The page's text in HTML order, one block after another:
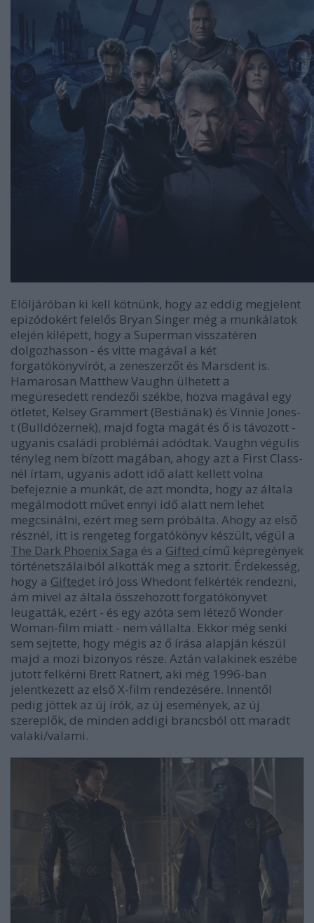
Elöljáróban ki kell kötnünk, hogy az eddig megjelent
epizódokért felelős Bryan Singer még a munkálatok
elején kilépett, hogy a Superman visszatéren
dolgozhasson - és vitte magával a két
forgatókönyvírót, a zeneszerzőt és Marsdent is.
Hamarosan Matthew Vaughn ülhetett a
megüresedett rendezői székbe, hozva magával egy
ötletet, Kelsey Grammert (Bestiának) és Vinnie Jones-
t (Bulldózernek), majd fogta magát és ő is távozott -
ugyanis családi problémái adódtak. Vaughn végülis
tényleg nem bízott magában, ahogy azt a First Class-
nél írtam, ugyanis adott idő alatt kellett volna
befejeznie a munkát, de azt mondta, hogy az általa
megálmodott művet ennyi idő alatt nem lehet
megcsinálni, ezért meg sem próbálta. Ahogy az első
résznél, itt is rengeteg forgatókönyv készült, végül a
The Dark Phoenix Saga és a Gifted című képregények
történetszálaiból alkották meg a sztorit. Érdekesség,
hogy a Giftedet író Joss Whedont felkérték rendezni,
ám mivel az általa összehozott forgatókönyvet
leugatták, ezért - és egy azóta sem létező Wonder
Woman-film miatt - nem vállalta. Ekkor még senki
sem sejtette, hogy mégis az ő írása alapján készül
majd a mozi bizonyos része. Aztán valakinek eszébe
jutott felkérni Brett Ratnert, aki még 1996-ban
jelentkezett az első X-film rendezésére. Innentől
pedig jöttek az új írók, az új események, az új
szereplők, de minden addigi brancsból ott maradt
valaki/valami.